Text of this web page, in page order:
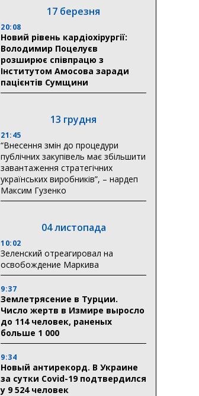
17 березня
20:08
Новий рівень кардіохірургії:
Володимир Поцелуєв
розширює співпрацю з
Інститутом Амосова заради
пацієнтів Сумщини
13 грудня
21:45
“Внесення змін до процедури
публічних закупівель має збільшити
завантаження стратегічних
українських виробників”, – нардеп
Максим Гузенко
04 листопада
10:02
Зеленский отреагировал на
освобождение Маркива
9:37
Землетрясение в Турции.
Число жертв в Измире выросло
до 114 человек, раненых
больше 1 000
9:34
Новый антирекорд. В Украине
за сутки Covid-19 подтвердился
у 9 524 человек